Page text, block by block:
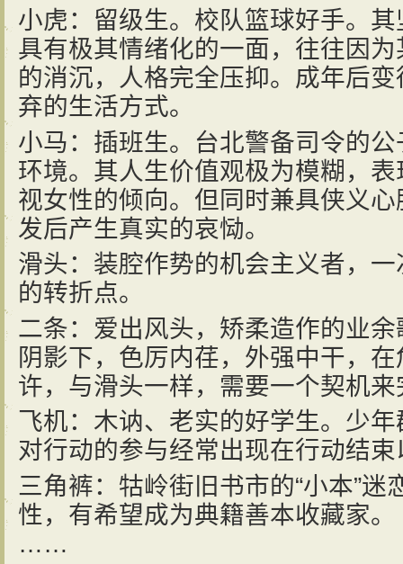
小虎：留级生。校队篮球好手。
具有极其情绪化的一面，往往因
的消沉，人格完全压抑。成年后
弃的生活方式。
小马：插班生。台北警备司令的
环境。其人生价值观极为模糊，
视女性的倾向。但同时兼具侠义
发后产生真实的哀恸。
滑头：装腔作势的机会主义者，
的转折点。
二条：爱出风头，矫柔造作的业
阴影下，色厉内荏，外强中干，
许，与滑头一样，需要一个契机
飞机：木讷、老实的好学生。少
对行动的参与经常出现在行动结束
三角裤：牯岭街旧书市的“小本”
性，有希望成为典籍善本收藏家。
……